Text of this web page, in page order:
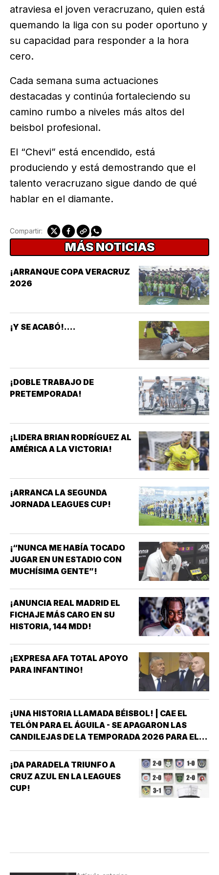
atraviesa el joven veracruzano, quien está
quemando la liga con su poder oportuno y
su capacidad para responder a la hora
cero.
Cada semana suma actuaciones
destacadas y continúa fortaleciendo su
camino rumbo a niveles más altos del
beisbol profesional.
El “Chevi” está encendido, está
produciendo y está demostrando que el
talento veracruzano sigue dando de qué
hablar en el diamante.
Compartir:
MÁS NOTICIAS
¡ARRANQUE COPA VERACRUZ
2026
¡Y SE ACABÓ!....
¡DOBLE TRABAJO DE
PRETEMPORADA!
¡LIDERA BRIAN RODRÍGUEZ AL
AMÉRICA A LA VICTORIA!
¡ARRANCA LA SEGUNDA
JORNADA LEAGUES CUP!
¡“NUNCA ME HABÍA TOCADO
JUGAR EN UN ESTADIO CON
MUCHÍSIMA GENTE”!
¡ANUNCIA REAL MADRID EL
FICHAJE MÁS CARO EN SU
HISTORIA, 144 MDD!
¡EXPRESA AFA TOTAL APOYO
PARA INFANTINO!
¡UNA HISTORIA LLAMADA BÉISBOL! | CAE EL
TELÓN PARA EL ÁGUILA - SE APAGARON LAS
CANDILEJAS DE LA TEMPORADA 2026 PARA EL
ÁGUILA DE VERACRUZ *LA NOVENA JAROCHA
CERRÓ SU CALENDARIO CON UNA VICTORIA DE
10-6 SOBRE PERICOS DE PUEBLA, PERO EL
TRIUNFO YA NO…
¡DA PARADELA TRIUNFO A
CRUZ AZUL EN LA LEAGUES
CUP!